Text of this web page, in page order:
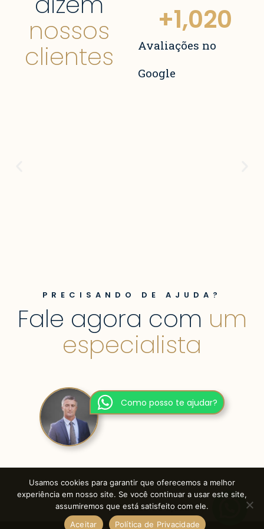
nossos
clientes
Avaliações no
Google
+1,020
PRECISANDO DE AJUDA?
Fale agora com um
especialista
Como posso te ajudar?
Precisa de ajuda?
Usamos cookies para garantir que oferecemos a melhor
experiência em nosso site. Se você continuar a usar este site,
assumiremos que está satisfeito com ele.
Aceitar
Política de Privacidade